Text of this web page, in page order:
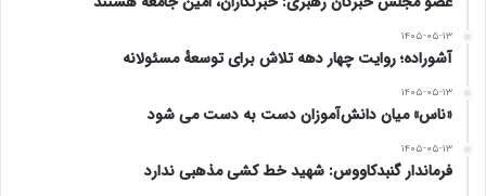
رقابت در دور ششم این مسابقات هم ویژه اسب‌های سه
ساله نژاد دوخون هندیکاپ در دسته میدان آزاد بود که با
شد و در پایان اسب «اورهان بابا» به مقام قهرمانی رسید
۱۴۰۵-۰۵-۱۳
آشوراده؛ روایت چهار دهه تلاش برای توسعهٔ مسئولانه
۱۴۰۵-۰۵-۱۳
«ناس» میان دانش‌آموزان دست به دست می شود
۱۴۰۵-۰۵-۱۳
فرماندار گنبدکاووس: شهید خط کشی مذهبی ندارد